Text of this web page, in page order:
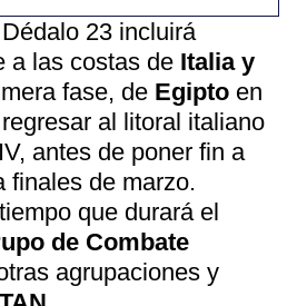
23 incluirá
a las costas de Italia y
fase, de Egipto en
al litoral italiano
antes de poner fin a
finales de marzo.
que durará el
de Combate
agrupaciones y